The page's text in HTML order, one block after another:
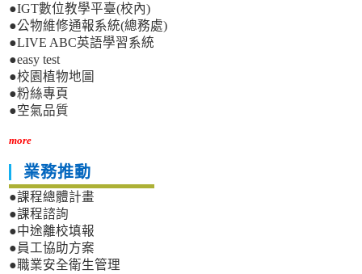
●IGT數位教學平臺(校內)
●公物維修通報系統(總務處)
●LIVE ABC英語學習系統
●easy test
●校園植物地圖
●粉絲專頁
●空氣品質
more
業務推動
●課程總體計畫
●課程諮詢
●中途離校填報
●員工協助方案
●職業安全衛生管理